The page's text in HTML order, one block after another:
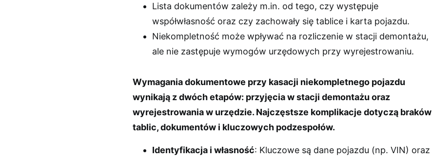
Lista dokumentów zależy m.in. od tego, czy występuje
współwłasność oraz czy zachowały się tablice i karta pojazdu.
Niekompletność może wpływać na rozliczenie w stacji demontażu,
ale nie zastępuje wymogów urzędowych przy wyrejestrowaniu.
Wymagania dokumentowe przy kasacji niekompletnego pojazdu
wynikają z dwóch etapów: przyjęcia w stacji demontażu oraz
wyrejestrowania w urzędzie. Najczęstsze komplikacje dotyczą braków
tablic, dokumentów i kluczowych podzespołów.
Identyfikacja i własność: Kluczowe są dane pojazdu (np. VIN) oraz